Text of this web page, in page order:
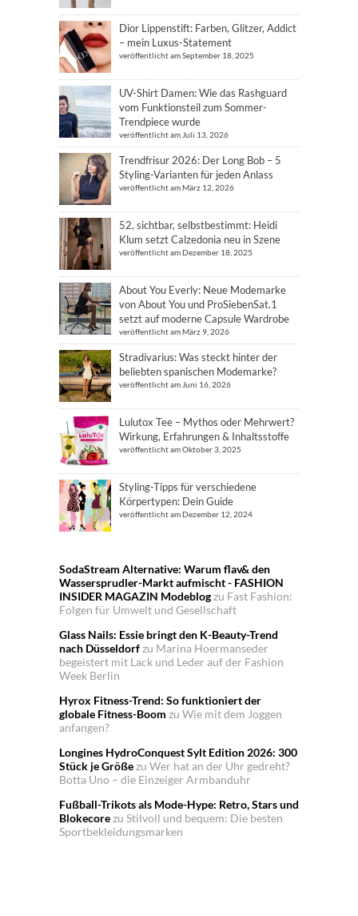
Dior Lippenstift: Farben, Glitzer, Addict
– mein Luxus-Statement
veröffentlicht am September 18, 2025
UV-Shirt Damen: Wie das Rashguard
vom Funktionsteil zum Sommer-
Trendpiece wurde
veröffentlicht am Juli 13, 2026
Trendfrisur 2026: Der Long Bob – 5
Styling-Varianten für jeden Anlass
veröffentlicht am März 12, 2026
52, sichtbar, selbstbestimmt: Heidi
Klum setzt Calzedonia neu in Szene
veröffentlicht am Dezember 18, 2025
About You Everly: Neue Modemarke
von About You und ProSiebenSat.1
setzt auf moderne Capsule Wardrobe
veröffentlicht am März 9, 2026
Stradivarius: Was steckt hinter der
beliebten spanischen Modemarke?
veröffentlicht am Juni 16, 2026
Lulutox Tee – Mythos oder Mehrwert?
Wirkung, Erfahrungen & Inhaltsstoffe
veröffentlicht am Oktober 3, 2025
Styling-Tipps für verschiedene
Körpertypen: Dein Guide
veröffentlicht am Dezember 12, 2024
SodaStream Alternative: Warum flav& den
Wassersprudler-Markt aufmischt - FASHION
INSIDER MAGAZIN Modeblogzu Fast Fashion:
Folgen für Umwelt und Gesellschaft
Glass Nails: Essie bringt den K-Beauty-Trend
nach Düsseldorfzu Marina Hoermanseder
begeistert mit Lack und Leder auf der Fashion
Week Berlin
Hyrox Fitness-Trend: So funktioniert der
globale Fitness-Boom zu Wie mit dem Joggen
anfangen?
Longines HydroConquest Sylt Edition 2026: 300
Stück je Größezu Wer hat an der Uhr gedreht?
Botta Uno – die Einzeiger Armbanduhr
Fußball-Trikots als Mode-Hype: Retro, Stars und
Blokecorezu Stilvoll und bequem: Die besten
Sportbekleidungsmarken